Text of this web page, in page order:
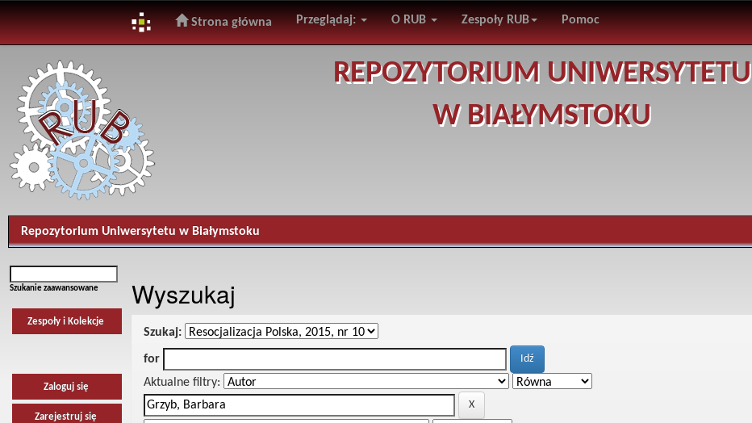
navigation
Strona główna Przeglądaj: O RUB Zespoły RUB Pomoc
REPOZYTORIUM UNIWERSYTETU
W BIAŁYMSTOKU
Repozytorium Uniwersytetu w Białymstoku
Szukanie zaawansowane
Zespoły i Kolekcje
Zaloguj się
Zarejestruj się
Wyszukaj
Szukaj:
for
Aktualne filtry: